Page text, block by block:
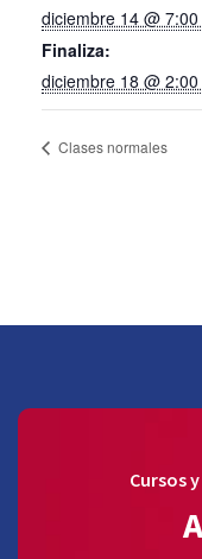
diciembre 14 @ 7:00
Finaliza:
diciembre 18 @ 2:00
Clases normales
Cursos